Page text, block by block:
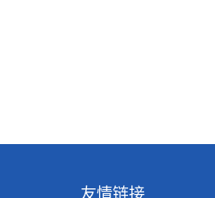
友情链接